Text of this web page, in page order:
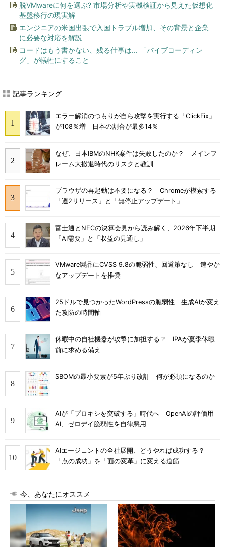
脱VMwareに何を選ぶ? 市場分析や実機検証から見えた仮想化
基盤移行の現実解
エンジニアの米国出張で入国トラブル増加、その背景と企業
に必要な対応を解説
コードはもう書かない、残る仕事は... 「バイブコーディン
グ」が犠牲にすること
記事ランキング
エラー解消のつもりが自ら攻撃を実行する「ClickFix」
が108％増 日本の割合が最多14％
なぜ、日本IBMのNHK案件は失敗したのか？ メインフ
レーム大撤退時代のリスクと教訓
ブラウザの再起動は不要になる？ Chromeが模索する
「週2リリース」と「無停止アップデート」
富士通とNECの決算会見から読み解く、2026年下半期
「AI需要」と「収益の見通し」
VMware製品にCVSS 9.8の脆弱性、回避策なし 速やか
なアップデートを推奨
25ドルで見つかったWordPressの脆弱性 生成AIが変え
た攻防の時間軸
休暇中の自社機器が攻撃に加担する？ IPAが夏季休暇
前に求める備え
SBOMの最小要素が5年ぶり改訂 何が必須になるのか
AIが「プロキシを突破する」時代へ OpenAIの評価用
AI、ゼロデイ脆弱性を自律悪用
AIエージェントの全社展開、どうやれば成功する？
「点の成功」を「面の変革」に変える道筋
今、あなたにオススメ